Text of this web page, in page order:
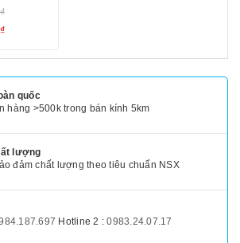
quốc
hàng >500k trong bán kính 5km
lượng
đảm chất lượng theo tiêu chuẩn NSX
Hotline 2 :0983.24.07.17